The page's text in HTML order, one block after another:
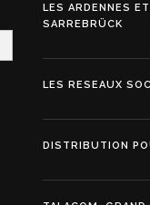
LES ARDENNES
SARREBRÜCK
LES RESEAUX
DISTRIBUTION